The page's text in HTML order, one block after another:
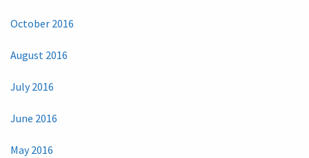
October 2016
August 2016
July 2016
June 2016
May 2016